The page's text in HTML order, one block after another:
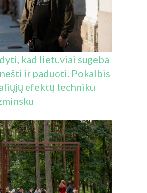
kad lietuviai sugeba
ir paduoti. Pokalbis
efektų techniku